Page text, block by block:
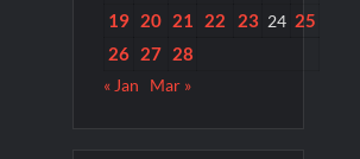
19 20 21 22 23 24 25
26 27 28
« Jan Mar »